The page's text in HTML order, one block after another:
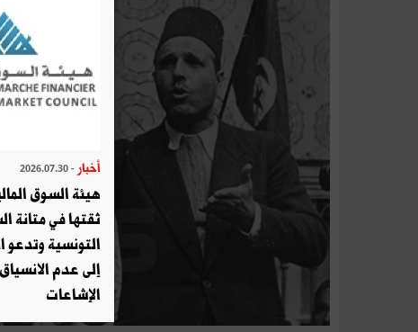
أخبار - 2026.07.30
هيئة السوق
ثقتها في متانة
التونسية وتدعو
إلى عدم
الإشاعات